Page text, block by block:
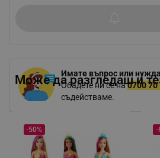
Имате въпрос или
Обадете ни се на0700 70
съдействаме.
Може да разгледаш и
-50% -